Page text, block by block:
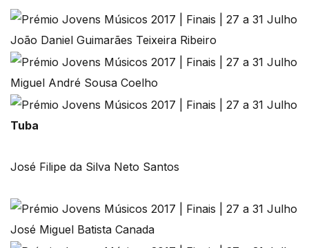
João Daniel Guimarães Teixeira Ribeiro
Miguel André Sousa Coelho
Tuba
José Filipe da Silva Neto Santos
José Miguel Batista Canada